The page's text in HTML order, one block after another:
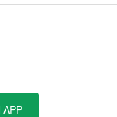
APP